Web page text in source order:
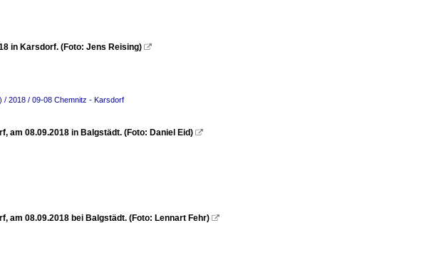
in Karsdorf. (Foto: Jens Reising) 
/ 2018 / 09-08 Chemnitz - Karsdorf
am 08.09.2018 in Balgstädt. (Foto: Daniel Eid) 
am 08.09.2018 bei Balgstädt. (Foto: Lennart Fehr) 